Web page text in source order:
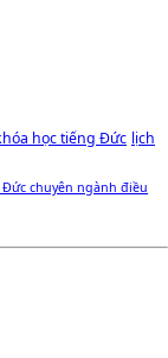
học tiếng Đức lịch
chuyên ngành điều